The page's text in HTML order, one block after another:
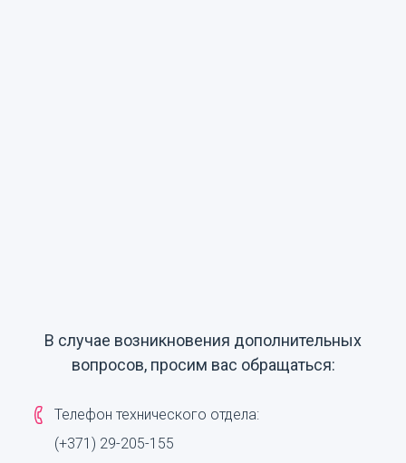
В случае возникновения дополнительных
вопросов, просим вас обращаться:
Телефон технического отдела:
(+371) 29-205-155